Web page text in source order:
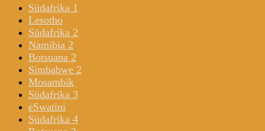
Südafrika 1
Lesotho
Südafrika 2
Namibia 2
Botsuana 2
Simbabwe 2
Mosambik
Südafrika 3
eSwatini
Südafrika 4